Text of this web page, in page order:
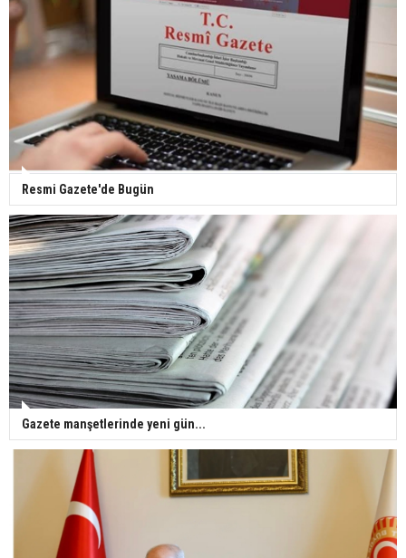
Yerli turist 229,7 milyar lira seyahat harcaması
yaptı
Gazze'deki Sağlık Bakanlığı duyurdu: Vahşetin
pençesinde 2 salgın vaka tespit edildi
Resmi Gazete'de Bugün
Gazete manşetlerinde yeni gün...